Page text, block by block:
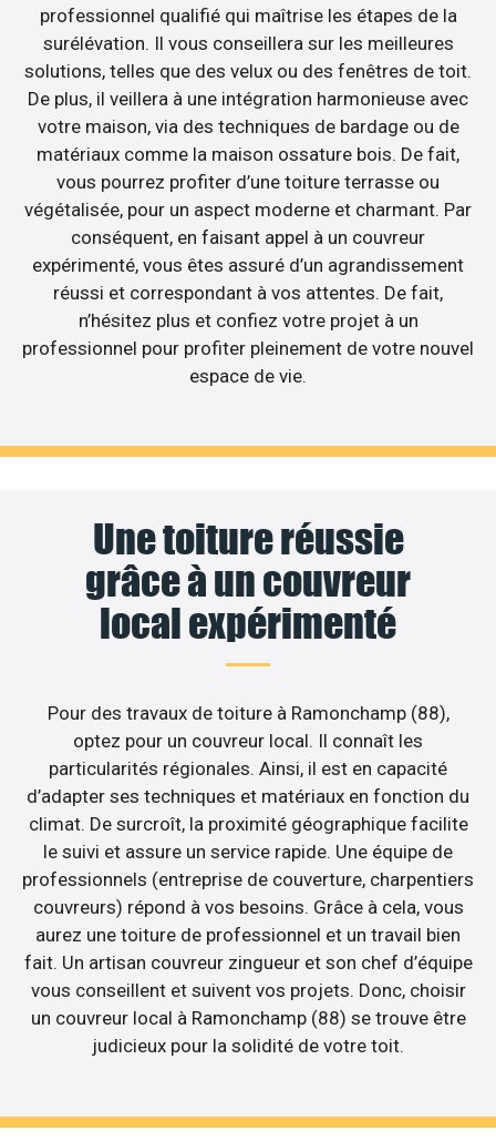
professionnel qualifié qui maîtrise les étapes de la
surélévation. Il vous conseillera sur les meilleures
solutions, telles que des velux ou des fenêtres de toit.
De plus, il veillera à une intégration harmonieuse avec
votre maison, via des techniques de bardage ou de
matériaux comme la maison ossature bois. De fait,
vous pourrez profiter d’une toiture terrasse ou
végétalisée, pour un aspect moderne et charmant. Par
conséquent, en faisant appel à un couvreur
expérimenté, vous êtes assuré d’un agrandissement
réussi et correspondant à vos attentes. De fait,
n’hésitez plus et confiez votre projet à un
professionnel pour profiter pleinement de votre nouvel
espace de vie.
Une toiture réussie
grâce à un couvreur
local expérimenté
Pour des travaux de toiture à Ramonchamp (88),
optez pour un couvreur local. Il connaît les
particularités régionales. Ainsi, il est en capacité
d’adapter ses techniques et matériaux en fonction du
climat. De surcroît, la proximité géographique facilite
le suivi et assure un service rapide. Une équipe de
professionnels (entreprise de couverture, charpentiers
couvreurs) répond à vos besoins. Grâce à cela, vous
aurez une toiture de professionnel et un travail bien
fait. Un artisan couvreur zingueur et son chef d’équipe
vous conseillent et suivent vos projets. Donc, choisir
un couvreur local à Ramonchamp (88) se trouve être
judicieux pour la solidité de votre toit.